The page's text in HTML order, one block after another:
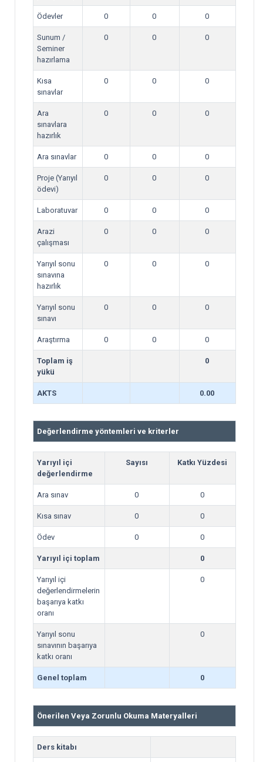
Ödevler 0 0 0
Sunum /
Seminer
hazırlama
0 0 0
Kısa
sınavlar
0 0 0
Ara
sınavlara
hazırlık
0 0 0
Ara sınavlar 0 0 0
Proje (Yarıyıl
ödevi)
0 0 0
Laboratuvar 0 0 0
Arazi
çalışması
0 0 0
Yarıyıl sonu
sınavına
hazırlık
0 0 0
Yarıyıl sonu
sınavı
0 0 0
Araştırma 0 0 0
Toplam iş
yükü
0
AKTS 0.00
Değerlendirme yöntemleri ve kriterler
Yarıyıl içi
değerlendirme
Sayısı Katkı Yüzdesi
Ara sınav 0 0
Kısa sınav 0 0
Ödev 0 0
Yarıyıl içi toplam 0
Yarıyıl içi
değerlendirmelerin
başarıya katkı
oranı
0
Yarıyıl sonu
sınavının başarıya
katkı oranı
0
Genel toplam 0
Önerilen Veya Zorunlu Okuma Materyalleri
Ders kitabı